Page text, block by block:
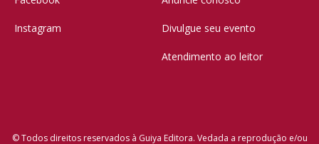
Instagram Divulgue seu evento
Atendimento ao leitor
© Todos direitos reservados à Guiya Editora. Vedada a reprodução e/ou